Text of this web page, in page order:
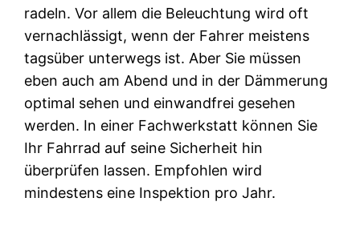
radeln. Vor allem die Beleuchtung wird oft
vernachlässigt, wenn der Fahrer meistens
tagsüber unterwegs ist. Aber Sie müssen
eben auch am Abend und in der Dämmerung
optimal sehen und einwandfrei gesehen
werden. In einer Fachwerkstatt können Sie
Ihr Fahrrad auf seine Sicherheit hin
überprüfen lassen. Empfohlen wird
mindestens eine Inspektion pro Jahr.